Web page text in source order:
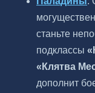
станьте
подклассы
«Клятва
дополнит